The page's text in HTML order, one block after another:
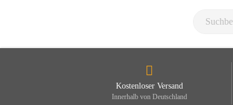
Kostenloser Versand
Innerhalb von Deutschland